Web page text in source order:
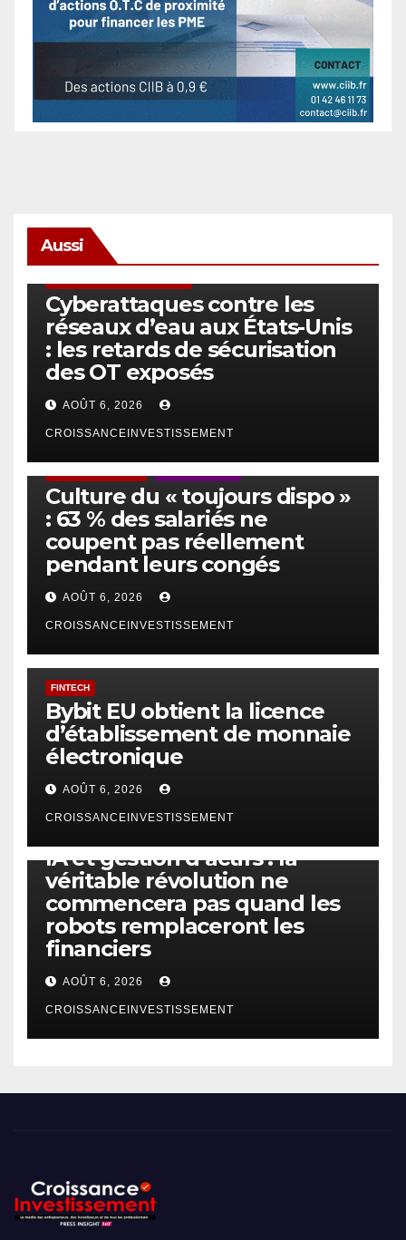
Aussi
Cyberattaques contre les
réseaux d’eau aux États-Unis
: les retards de sécurisation
des OT exposés
AOÛT 6, 2026
CROISSANCEINVESTISSEMENT
Culture du « toujours dispo »
: 63 % des salariés ne
coupent pas réellement
pendant leurs congés
AOÛT 6, 2026
CROISSANCEINVESTISSEMENT
FINTECH
Bybit EU obtient la licence
d’établissement de monnaie
électronique
AOÛT 6, 2026
CROISSANCEINVESTISSEMENT
IA et gestion d’actifs : la
véritable révolution ne
commencera pas quand les
robots remplaceront les
financiers
AOÛT 6, 2026
CROISSANCEINVESTISSEMENT